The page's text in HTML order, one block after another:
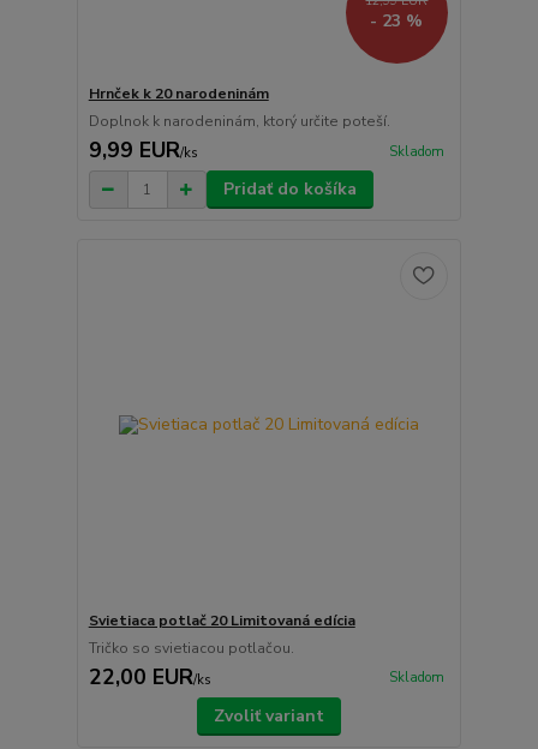
- 23 %
Hrnček k 20 narodeninám
Doplnok k narodeninám, ktorý určite poteší.
9,99 EUR/ks Skladom
Pridať do košíka
Svietiaca potlač 20 Limitovaná edícia
Tričko so svietiacou potlačou.
22,00 EUR/ks Skladom
Zvoliť variant